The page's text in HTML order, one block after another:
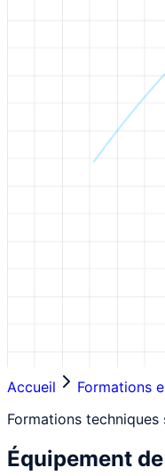
Accueil Formations
Formations
Équipement